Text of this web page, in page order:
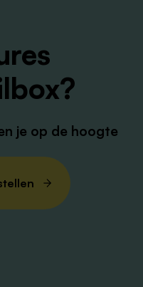
letter. Do you
with our recruiter
je op de hoogte